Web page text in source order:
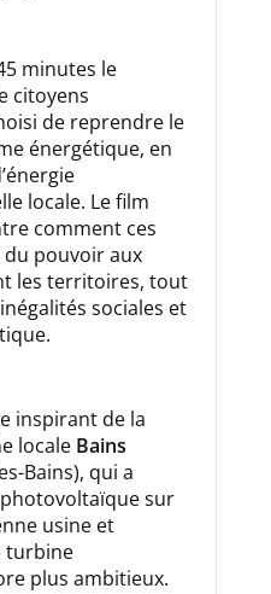
minutes le
citoyens
de reprendre le
énergétique, en
locale. Le film
comment ces
pouvoir aux
les territoires, tout
sociales et
inspirant de la
locale Bains
Bains), qui a
sur
usine et
turbine
plus ambitieux.